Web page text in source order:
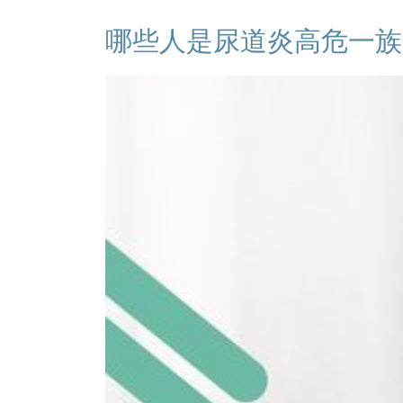
哪些人是尿道炎高危一